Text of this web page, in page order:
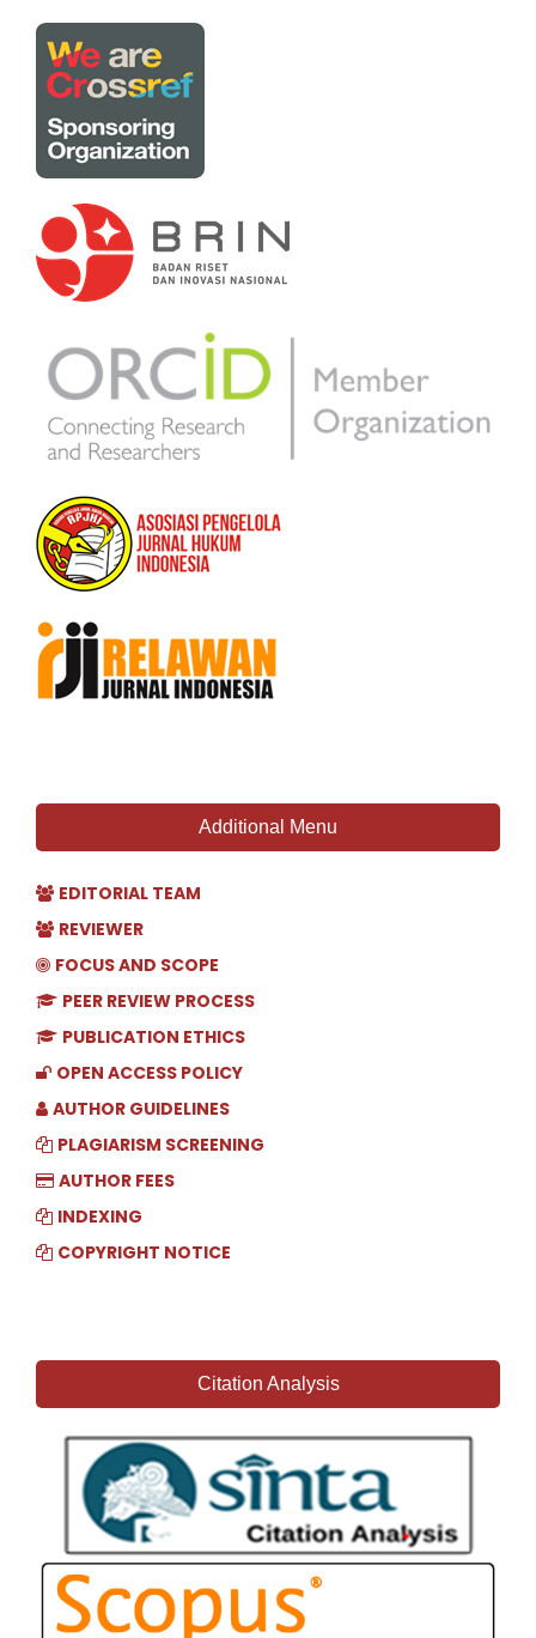
Additional Menu
EDITORIAL TEAM
REVIEWER
FOCUS AND SCOPE
PEER REVIEW PROCESS
PUBLICATION ETHICS
OPEN ACCESS POLICY
AUTHOR GUIDELINES
PLAGIARISM SCREENING
AUTHOR FEES
INDEXING
COPYRIGHT NOTICE
Citation Analysis